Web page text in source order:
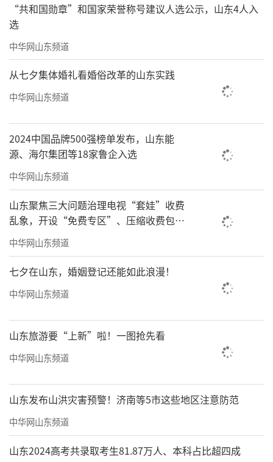
“共和国勋章”和国家荣誉称号建议人选公示，山东4人入
选
中华网山东频道
从七夕集体婚礼看婚俗改革的山东实践
中华网山东频道
2024中国品牌500强榜单发布，山东能
源、海尔集团等18家鲁企入选
中华网山东频道
山东聚焦三大问题治理电视“套娃”收费
乱象，开设“免费专区”、压缩收费包比
例70%以上
中华网山东频道
七夕在山东，婚姻登记还能如此浪漫！
中华网山东频道
山东旅游要“上新”啦！一图抢先看
中华网山东频道
山东发布山洪灾害预警！济南等5市这些地区注意防范
中华网山东频道
山东2024高考共录取考生81.87万人、本科占比超四成